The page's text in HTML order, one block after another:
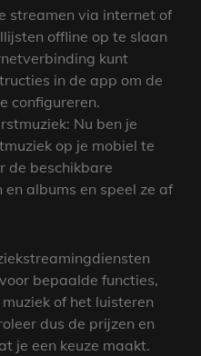
streamen via internet of
offline op te slaan
kunt
in de app om de
configureren.
Nu ben je
op je mobiel te
de beschikbare
albums en speel ze af
bepaalde functies,
of het luisteren
dus de prijzen en
je een keuze maakt.